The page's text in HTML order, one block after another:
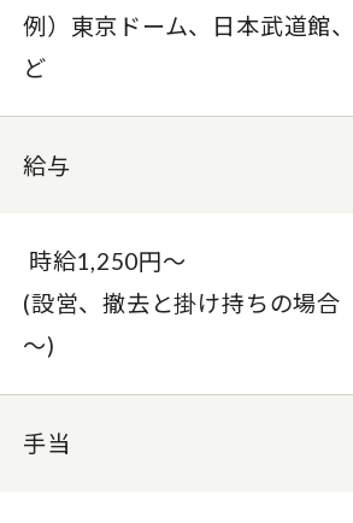
例）東京ドーム、日本武道館
ど
給与
時給1,250円～
(設営、撤去と掛け持ちの場
～)
手当